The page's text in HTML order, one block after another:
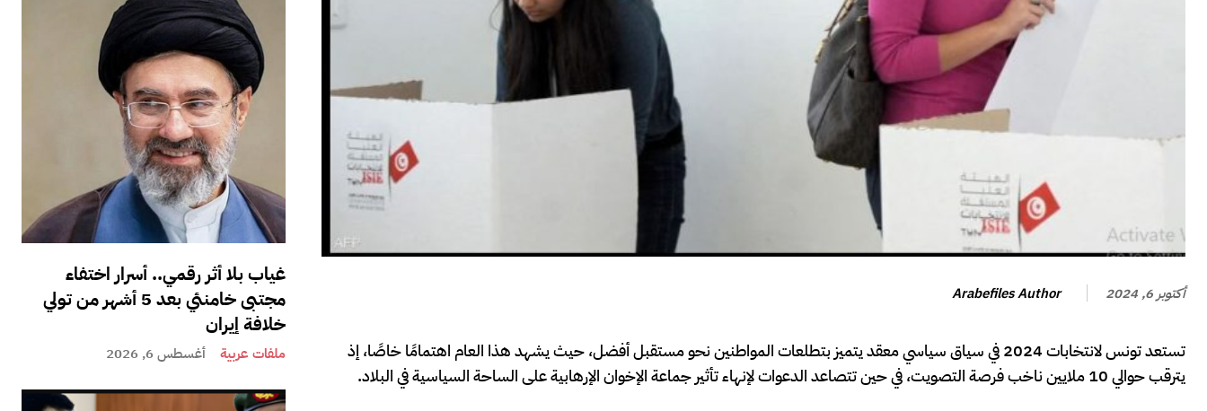
غياب بلا أثر رقمي.. أسرار اختفاء
مجتبى خامنئي بعد 5 أشهر من تولي
خلافة إيران
ملفات عربية أغسطس 6, 2026
أكتوبر 6, 2024 Arabefiles Author
تستعد تونس لانتخابات 2024 في سياق سياسي معقد يتميز بتطلعات المواطنين نحو مستقبل أفضل، حيث يشهد هذا العام اهتمامًا خاصًا، إذ
يترقب حوالي 10 ملايين ناخب فرصة التصويت، في حين تتصاعد الدعوات لإنهاء تأثير جماعة الإخوان الإرهابية على الساحة السياسية في البلاد.